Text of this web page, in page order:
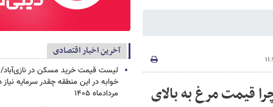
قیمت مرغ به بالای
آخرین اخبار اقتصادی
خوابه در این منطقه چقدر سرمایه
مردادماه ۱۴۰۵